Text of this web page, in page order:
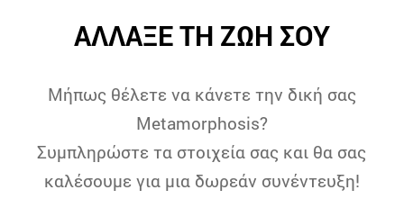
ΑΛΛΑΞΕ ΤΗ ΖΩΗ ΣΟΥ
Μήπως θέλετε να κάνετε την δική σας
Metamorphosis?
Συμπληρώστε τα στοιχεία σας και θα σας
καλέσουμε για μια δωρεάν συνέντευξη!